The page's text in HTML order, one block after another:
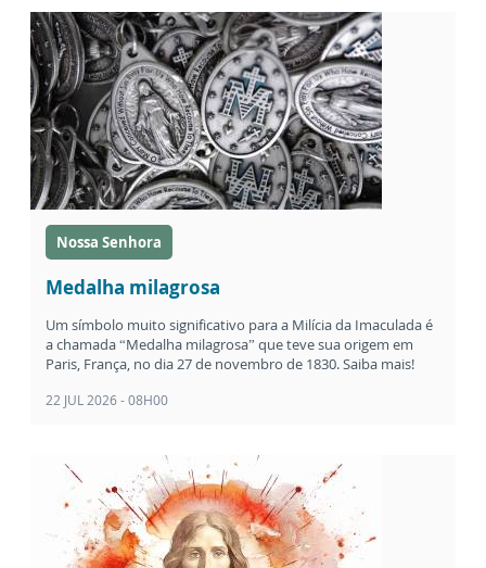
Nossa Senhora
Medalha milagrosa
Um símbolo muito significativo para a Milícia da Imaculada é
a chamada “Medalha milagrosa” que teve sua origem em
Paris, França, no dia 27 de novembro de 1830. Saiba mais!
22 JUL 2026 - 08H00